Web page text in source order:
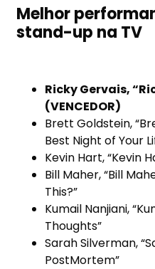
Melhor
stand-up na TV
Ricky Gervais,
(VENCEDOR)
Brett Goldstein,
Best Night of Your
Kevin Hart, “Kevin
Bill Maher, “Bill
This?”
Kumail Nanjiani,
Thoughts”
Sarah Silverman,
PostMortem”